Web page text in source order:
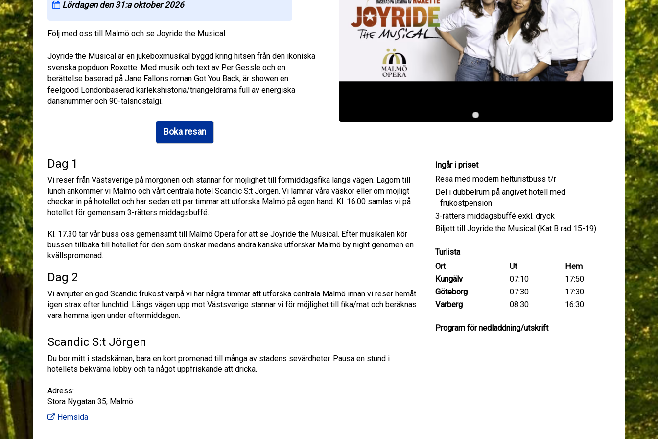
Lördagen den 31:a oktober 2026
Följ med oss till Malmö och se Joyride the Musical.
Joyride the Musical är en jukeboxmusikal byggd kring hitsen från den ikoniska
svenska popduon Roxette. Med musik och text av Per Gessle och en
berättelse baserad på Jane Fallons roman Got You Back, är showen en
feelgood Londonbaserad kärlekshistoria/triangeldrama full av energiska
dansnummer och 90-talsnostalgi.
Boka resan
Dag 1
Vi reser från Västsverige på morgonen och stannar för möjlighet till förmiddagsfika längs vägen. Lagom till
lunch ankommer vi Malmö och vårt centrala hotel Scandic S:t Jörgen. Vi lämnar våra väskor eller om möjligt
checkar in på hotellet och har sedan ett par timmar att utforska Malmö på egen hand. Kl. 16.00 samlas vi på
hotellet för gemensam 3-rätters middagsbuffé.
Kl. 17.30 tar vår buss oss gemensamt till Malmö Opera för att se Joyride the Musical. Efter musikalen kör
bussen tillbaka till hotellet för den som önskar medans andra kanske utforskar Malmö by night genomen en
kvällspromenad.
Dag 2
Vi avnjuter en god Scandic frukost varpå vi har några timmar att utforska centrala Malmö innan vi reser hemåt
igen strax efter lunchtid. Längs vägen upp mot Västsverige stannar vi för möjlighet till fika/mat och beräknas
vara hemma igen under eftermiddagen.
Scandic S:t Jörgen
Du bor mitt i stadskärnan, bara en kort promenad till många av stadens sevärdheter. Pausa en stund i
hotellets bekväma lobby och ta något uppfriskande att dricka.
Adress:
Stora Nygatan 35, Malmö
Hemsida
Ingår i priset
Resa med modern helturistbuss t/r
Del i dubbelrum på angivet hotell med
frukostpension
3-rätters middagsbuffé exkl. dryck
Biljett till Joyride the Musical (Kat B rad 15-19)
Turlista
Ort
Ut
Hem
Kungälv
07:10
17:50
Göteborg
07:30
17:30
Varberg
08:30 16:30
Program för nedladdning/utskrift